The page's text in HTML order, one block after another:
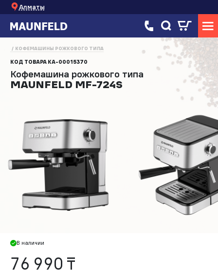
Алматы
КОФЕМАШИНЫ РОЖКОВОГО ТИПА
КОД ТОВАРА КА-00015370
Кофемашина рожкового типа
MAUNFELD MF-724S
В наличии
76 990 ₸